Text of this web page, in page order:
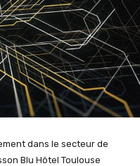
dans le secteur de
Blu Hôtel Toulouse